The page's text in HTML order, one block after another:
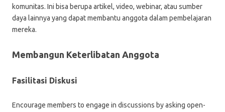
komunitas. Ini bisa berupa artikel, video, webinar, atau sumber
daya lainnya yang dapat membantu anggota dalam pembelajaran
mereka.
Membangun Keterlibatan Anggota
Fasilitasi Diskusi
Encourage members to engage in discussions by asking open-